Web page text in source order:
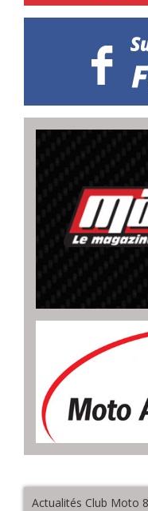
Actualités Club Moto